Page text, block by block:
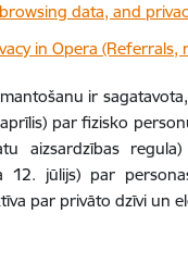
data, and
in Opera
ir
par fizisko
aizsardzības
jūlijs) par
par privāto dzīvi un